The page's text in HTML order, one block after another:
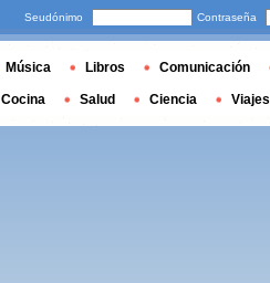
Seudónimo Contraseña
Música Libros Comunicación
Cocina Salud Ciencia Viajes